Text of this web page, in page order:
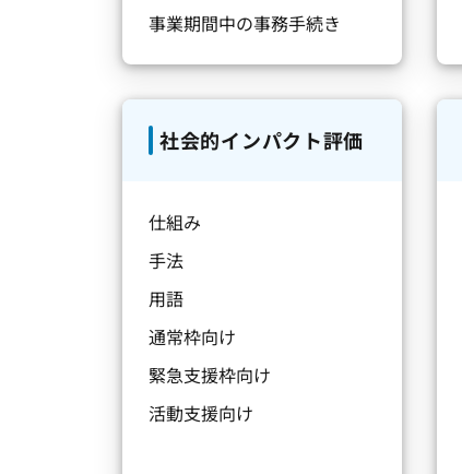
事業期間中の事務手続き
社会的インパクト評価
仕組み
手法
用語
通常枠向け
緊急支援枠向け
活動支援向け